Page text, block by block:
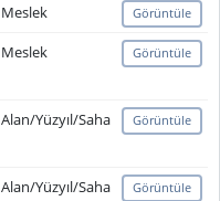
Meslek Görüntüle
Meslek Görüntüle
Alan/Yüzyıl/Saha Görüntüle
Alan/Yüzyıl/Saha Görüntüle